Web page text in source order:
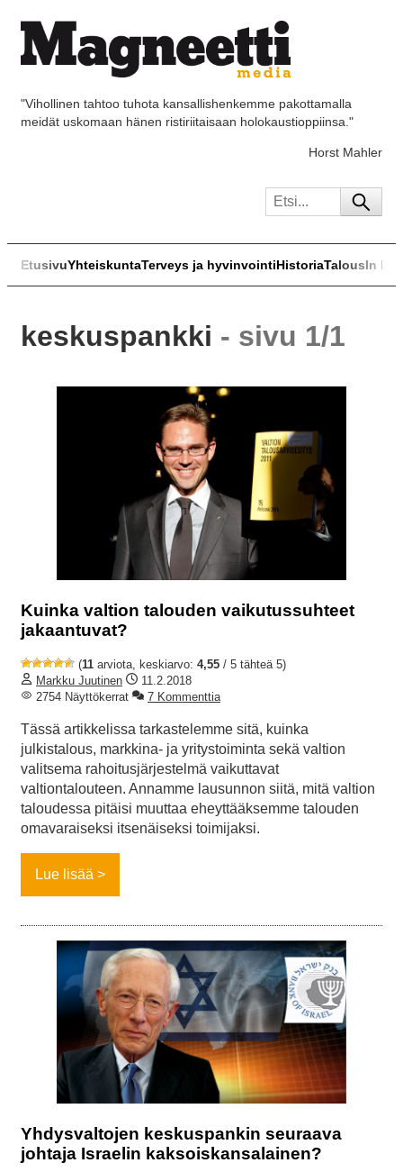
"Vihollinen tahtoo tuhota kansallishenkemme pakottamalla
meidät uskomaan hänen ristiriitaisaan holokaustioppiinsa."
Horst Mahler
EtusivuYhteiskuntaTerveys ja hyvinvointiHistoriaTalousIn
keskuspankki - sivu 1/1
Kuinka valtion talouden vaikutussuhteet
jakaantuvat?
(11 arviota, keskiarvo: 4,55 / 5 tähteä 5)
Markku Juutinen
11.2.2018
2754 Näyttökerrat
7 Kommenttia
Tässä artikkelissa tarkastelemme sitä, kuinka
julkistalous, markkina- ja yritystoiminta sekä valtion
valitsema rahoitusjärjestelmä vaikuttavat
valtiontalouteen. Annamme lausunnon siitä, mitä valtion
taloudessa pitäisi muuttaa eheyttääksemme talouden
omavaraiseksi itsenäiseksi toimijaksi.
Lue lisää
Yhdysvaltojen keskuspankin seuraava
johtaja Israelin kaksoiskansalainen?